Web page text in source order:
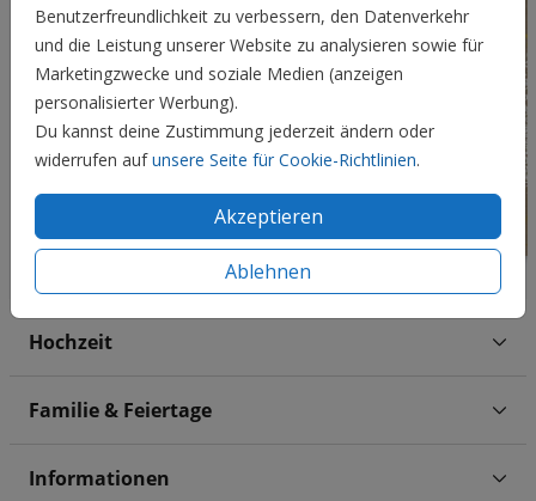
Benutzerfreundlichkeit zu verbessern, den Datenverkehr
und die Leistung unserer Website zu analysieren sowie für
Marketingzwecke und soziale Medien (anzeigen
personalisierter Werbung).
Du kannst deine Zustimmung jederzeit ändern oder
widerrufen aufunsere Seite für Cookie-Richtlinien.
Akzeptieren
Ablehnen
Hochzeit
Familie & Feiertage
Informationen